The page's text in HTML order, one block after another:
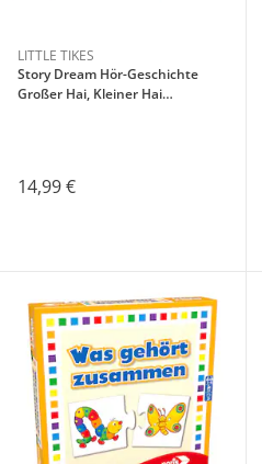
LITTLE TIKES
Story Dream Hör-Geschichte
Großer Hai, Kleiner Hai
14,99 €